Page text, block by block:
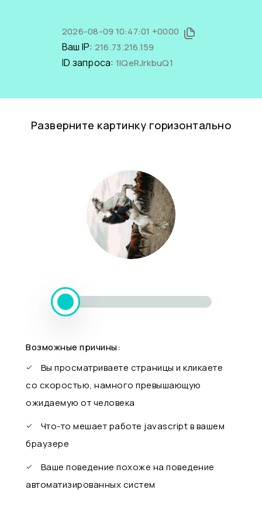
2026-08-09 10:47:01 +0000
Ваш IP: 216.73.216.159
ID запроса: 1lQeRJrkbuQ1
Разверните картинку горизонтально
Возможные причины:
Вы просматриваете страницы и кликаете
со скоростью, намного превышающую
ожидаемую от человека
Что-то мешает работе javascript в вашем
браузере
Ваше поведение похоже на поведение
автоматизированных систем